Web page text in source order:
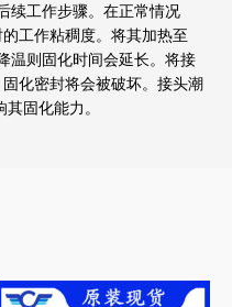
续工作步骤。在正常情况
工作粘稠度。将其加热至
温则固化时间会延长。将接
化密封将会被破坏。接头潮
固化能力。